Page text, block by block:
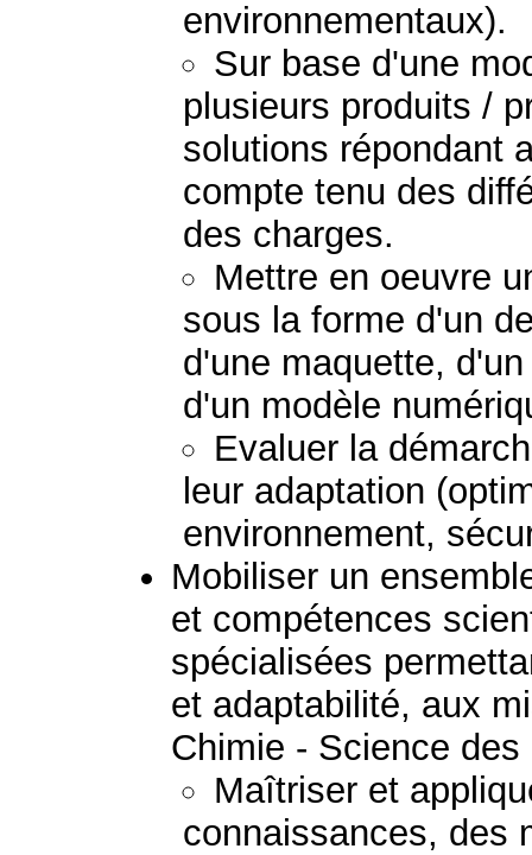
environnementaux).
Sur base d'une
plusieurs produits /
solutions répondant
compte tenu des
des charges.
Mettre en oeuvre
sous la forme d'un
d'une maquette,
d'un modèle
Evaluer la
leur adaptation
environnement,
Mobiliser un
et compétences
spécialisées
et adaptabilité, aux
Chimie - Science
Maîtriser et
connaissances, des